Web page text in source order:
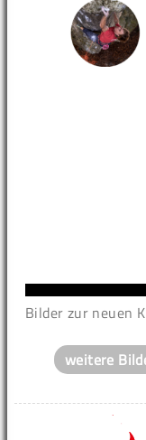
Bilder zur neuen
weitere